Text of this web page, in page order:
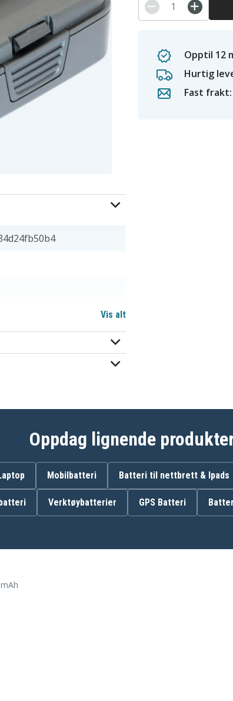
Opptil 12
Hurtig
Fast
BPL-1220
Aeg CAH120LK
Aeg LSD-1201PB
Ryobi HJP001
Vis alt
Oppdag lignende
Mobilbatteri Batteri til nettbrett & Ipads
Verktøybatterier GPS Batteri